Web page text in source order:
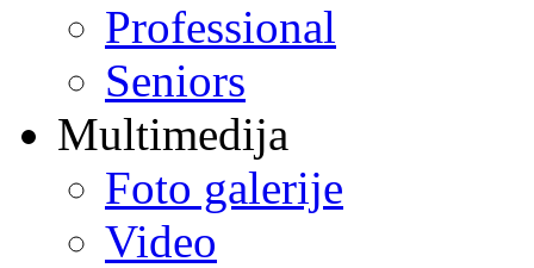
Professional
Seniors
Multimedija
Foto galerije
Video